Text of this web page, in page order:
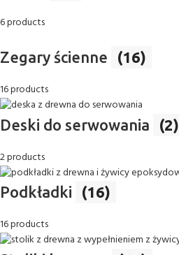
6 products
Zegary ścienne (16)
16 products
Deski do serwowania (2)
2 products
Podkładki (16)
16 products